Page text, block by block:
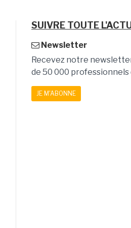
SUIVRE TOUTE
Newsletter
Recevez notre
de 50 000 professionnels
JE M'ABONNE